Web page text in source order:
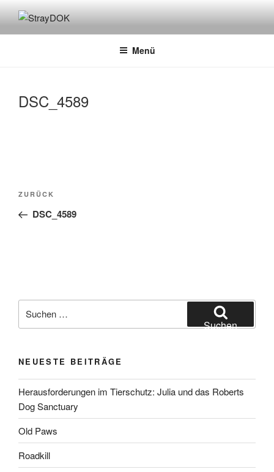
Inhalt
springenSTRAYDOK
Menü
DSC_4589
Beitragsnavigation
Vorheriger
Beitrag
ZURÜCK
DSC_4589
nach:
Suchen
NEUESTE BEITRÄGE
Herausforderungen im Tierschutz: Julia und das Roberts
Dog Sanctuary
Old Paws
Roadkill